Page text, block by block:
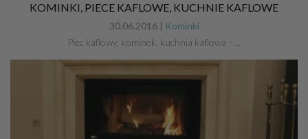
KOMINKI, PIECE KAFLOWE, KUCHNIE KAFLOWE
30.06.2016 | Kominki
Piec kaflowy, kominek, kuchnia kaflowa –…